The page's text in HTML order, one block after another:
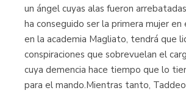
un ángel cuyas alas fueron
ha conseguido ser la primera mujer
en la academia Magliato, tendrá que
conspiraciones que sobrevuelan el
cuya demencia hace tiempo que lo
para el mando.Mientras tanto,